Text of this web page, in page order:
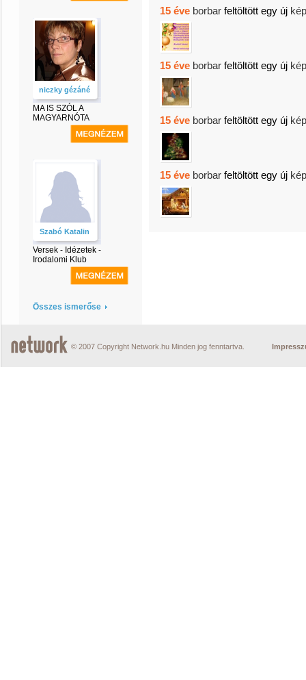
niczky gézáné
MA IS SZÓL A
MAGYARNÓTA
Szabó Katalin
Versek - Idézetek -
Irodalomi Klub
Összes ismerőse
15 éve borbar feltöltött egy új
15 éve borbar feltöltött egy új
15 éve borbar feltöltött egy új
15 éve borbar feltöltött egy új
© 2007 Copyright Network.hu Minden jog fenntartva.